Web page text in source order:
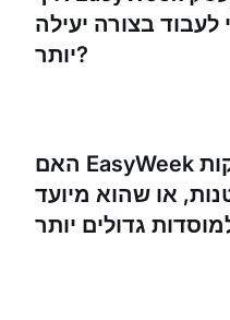
לעבוד בצורה יעילה
יותר?
תזכורות אוטומטיות
טוב יותר את העסק ולקבל
החלטות מבוססות נתונים.
האם EasyWeek מתאים לקליניקות
או שהוא מיועד